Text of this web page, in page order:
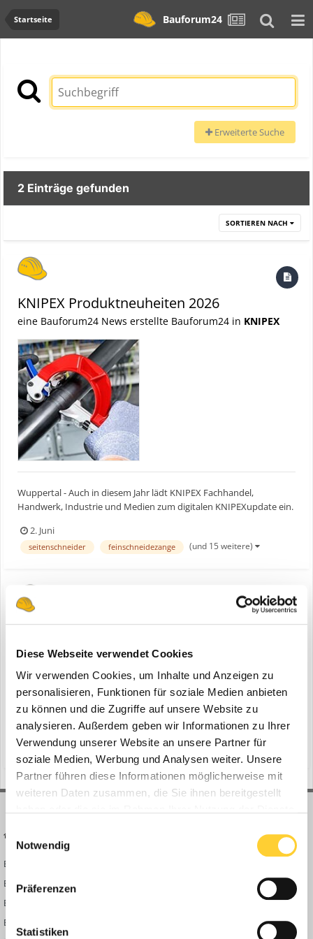
Diese Webseite verwendet Cookies
Wir verwenden Cookies, um Inhalte und Anzeigen zu
personalisieren, Funktionen für soziale Medien anbieten
zu können und die Zugriffe auf unsere Website zu
analysieren. Außerdem geben wir Informationen zu Ihrer
Verwendung unserer Website an unsere Partner für
soziale Medien, Werbung und Analysen weiter. Unsere
Partner führen diese Informationen möglicherweise mit
weiteren Daten zusammen, die Sie ihnen bereitgestellt
Einwilligungsauswahl
Notwendig
Präferenzen
Statistiken
Startseite Bauforum24
Erweiterte Suche
2 Einträge gefunden
SORTIEREN NACH
KNIPEX Produktneuheiten 2026
eine Bauforum24 News erstellte Bauforum24 in KNIPEX
Wuppertal - Auch in diesem Jahr lädt KNIPEX Fachhandel,
Handwerk, Industrie und Medien zum digitalen KNIPEXupdate ein.
Werkzeughersteller seine aktuellen Produktneuheiten in einer
internationalen Online-Präsentation auf dem offiziellen You...
2. Juni
seitenschneider feinschneidezange (und 15 weitere)
KNIPEX Produktneuheiten 2026
ein Thema erstellte Bauforum24 inNews aus der
Wuppertal - Auch in diesem Jahr lädt KNIPEX Fachhandel,
Handwerk, Industrie und Medien zum digitalen KNIPEXupdate ein.
Ab dem 1. Juni 2026 um 16:00 Uhr präsentiert der Wuppertaler
Werkzeughersteller seine aktuellen Produktneuheiten in einer
internationalen Online-Präsentation auf dem offiziellen You...
2. Juni 1
seitenschneider feinschneidezange (und 15 weitere)
Bauforum24 News
Bauforum24 TV
BF24 Mediathek
BF24 Fotostrecken